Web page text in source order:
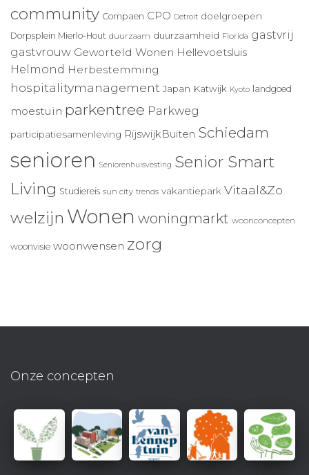
community Compaen CPO Detroit doelgroepen
Dorpsplein Mierlo-Hout duurzaam duurzaamheid Florida gastvrij
gastvrouw Geworteld Wonen Hellevoetsluis
Helmond Herbestemming
hospitalitymanagement Japan Katwijk Kyoto landgoed
moestuin parkentree Parkweg
participatiesamenleving RijswijkBuiten Schiedam
senioren Seniorenhuisvesting Senior Smart
Living Studiereis sun city trends vakantiepark Vitaal&Zo
welzijn Wonen woningmarkt woonconcepten
woonvisie woonwensen zorg
Onze concepten